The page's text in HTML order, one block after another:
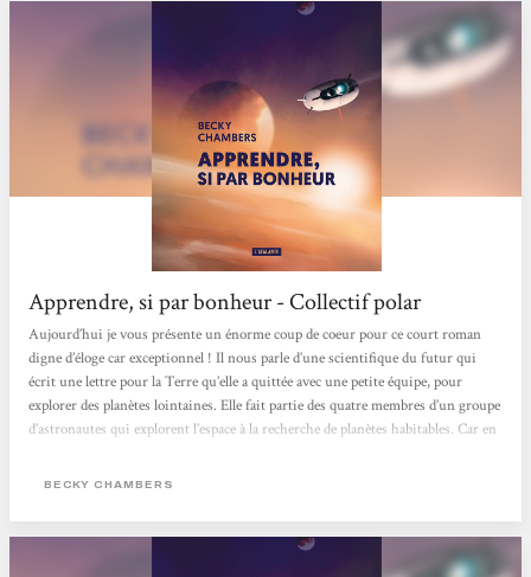
Apprendre, si par bonheur - Collectif polar
Aujourd’hui je vous présente un énorme coup de coeur pour ce court roman
digne d’éloge car exceptionnel ! Il nous parle d’une scientifique du futur qui
écrit une lettre pour la Terre qu’elle a quittée avec une petite équipe, pour
explorer des planètes lointaines. Elle fait partie des quatre membres d’un groupe
d’astronautes qui explorent l’espace à la recherche de planètes habitables. Car en
majeure dans le domaine des vols spatiaux habités. Grâce à une méthode
BECKY CHAMBERS